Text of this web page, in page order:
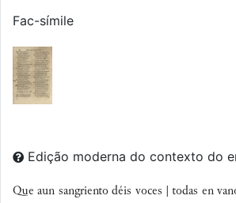
Fac-símile
Edição moderna do contexto do
Que aun sangriento déis voces | todas en